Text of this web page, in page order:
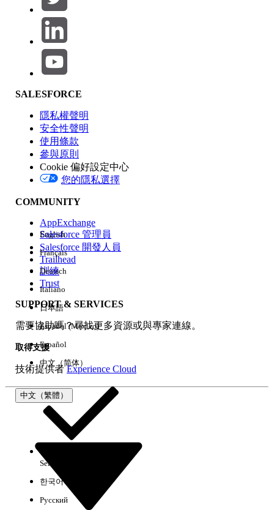
產品區域
功能影響
版本
經驗
SALESFORCE
隱私權聲明
安全性聲明
使用條款
參與原則
Cookie 偏好設定中心
您的隱私選擇
COMMUNITY
AppExchange
Salesforce 管理員
Salesforce 開發人員
Trailhead
訓練
Trust
SUPPORT & SERVICES
需要協助嗎？尋找更多資源或與專家連線。
取得支援
技術提供者Experience Cloud
中文（繁體）
English
Français
Deutsch
Italiano
日本語
Español (México)
Español
中文（简体）
Select Org
한국어
Русский